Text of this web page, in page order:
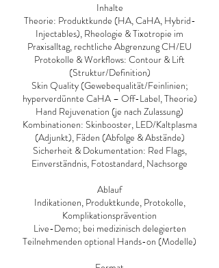
Inhalte
Theorie: Produktkunde (HA, CaHA, Hybrid-
Injectables), Rheologie & Tixotropie im
Praxisalltag, rechtliche Abgrenzung CH/EU
Protokolle & Workflows: Contour & Lift
(Struktur/Definition)
Skin Quality (Gewebequalität/Feinlinien;
hyperverdünnte CaHA – Off-Label, Theorie)
Hand Rejuvenation (je nach Zulassung)
Kombinationen: Skinbooster, LED/Kaltplasma
(Adjunkt), Fäden (Abfolge & Abstände)
Sicherheit & Dokumentation: Red Flags,
Einverständnis, Fotostandard, Nachsorge
Ablauf
Indikationen, Produktkunde, Protokolle,
Komplikationsprävention
Live-Demo; bei medizinisch delegierten
Teilnehmenden optional Hands-on (Modelle)